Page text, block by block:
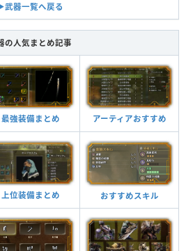
武器一覧へ戻る
の人気まとめ記事
最強装備まとめ アーティアおすすめ
上位装備まとめ おすすめスキル